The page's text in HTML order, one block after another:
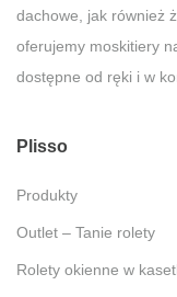
dachowe, jak również
oferujemy moskitiery
dostępne od ręki i w
Plisso
Produkty
Outlet – Tanie rolety
Rolety okienne w